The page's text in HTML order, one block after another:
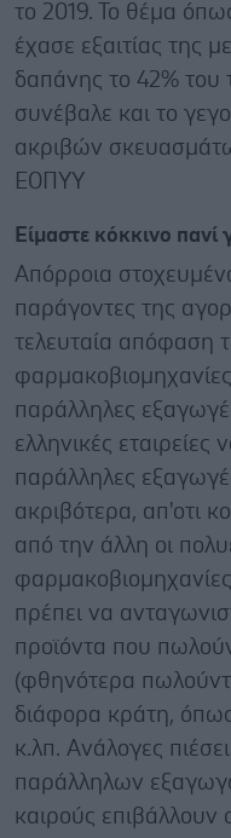
το 2019. Το θέμα
έχασε εξαιτίας της
δαπάνης το 42% του
συνέβαλε και το
ακριβών
ΕΟΠΥΥ
Είμαστε κόκκινο πανί
Απόρροια
παράγοντες της
τελευταία απόφαση
παράλληλες
ελληνικές εταιρείες
παράλληλες
ακριβότερα, απ'οτι
από την άλλη οι
πρέπει να
προϊόντα που
(φθηνότερα
διάφορα κράτη, όπως
κ.λπ. Ανάλογες
παράλληλων
καιρούς επιβάλλουν